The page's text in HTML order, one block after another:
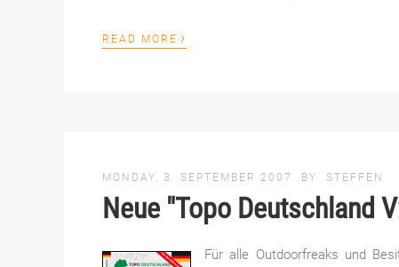
READ MORE ›
MONDAY, 3. SEPTEMBER 2007 BY STEFFEN
Neue "Topo Deutschland
Für alle Outdoorfreaks und